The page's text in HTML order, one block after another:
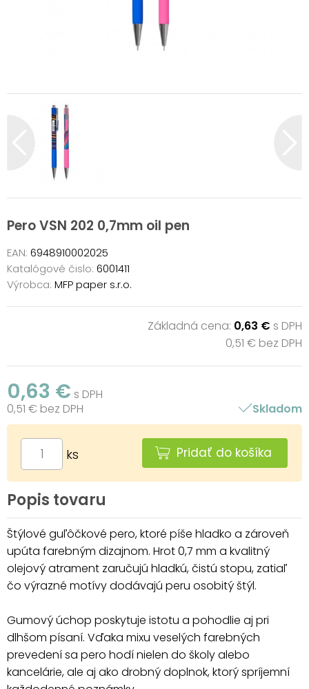
Pero VSN 202 0,7mm oil pen
EAN: 6948910002025
Katalógové čislo: 6001411
Výrobca: MFP paper s.r.o.
Základná cena: 0,63 € s DPH
0,51 € bez DPH
0,63 € s DPH
0,51 € bez DPH
Skladom
ks Pridať do košíka
Popis tovaru
Štýlové guľôčkové pero, ktoré píše hladko a zároveň
upúta farebným dizajnom. Hrot 0,7 mm a kvalitný
olejový atrament zaručujú hladkú, čistú stopu, zatiaľ
čo výrazné motívy dodávajú peru osobitý štýl.
Gumový úchop poskytuje istotu a pohodlie aj pri
dlhšom písaní. Vďaka mixu veselých farebných
prevedení sa pero hodí nielen do školy alebo
kancelárie, ale aj ako drobný doplnok, ktorý spríjemní